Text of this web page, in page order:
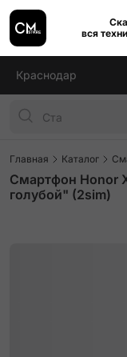
вся
Краснодар
Главная Каталог
Смартфон Honor
голубой" (2sim)